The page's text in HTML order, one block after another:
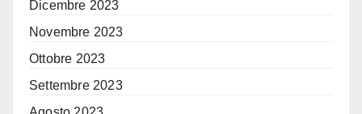
Dicembre 2023
Novembre 2023
Ottobre 2023
Settembre 2023